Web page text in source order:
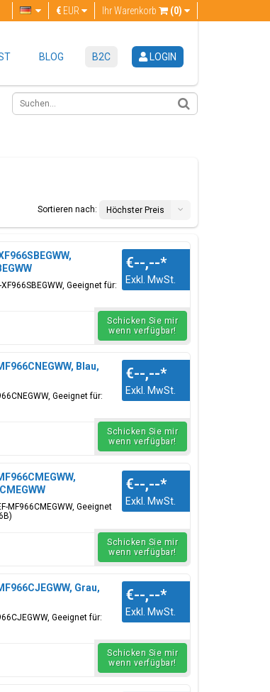
Ihr Warenkorb (0)
€ EUR
BLOG B2C LOGIN
Sortieren nach:
Höchster Preis
Geeignet für:
€--,--*
Exkl. MwSt.
Schicken Sie mir
wenn verfügbar!
Blau,
Geeignet für:
€--,--*
Exkl. MwSt.
Schicken Sie mir
wenn verfügbar!
MF966CMEGWW, Geeignet
€--,--*
Exkl. MwSt.
Schicken Sie mir
wenn verfügbar!
Grau,
Geeignet für:
€--,--*
Exkl. MwSt.
Schicken Sie mir
wenn verfügbar!